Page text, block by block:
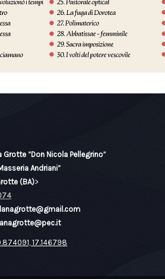
Grotte “Don Nicola Pellegrino”
Andriani”
(BA)>
17.146798